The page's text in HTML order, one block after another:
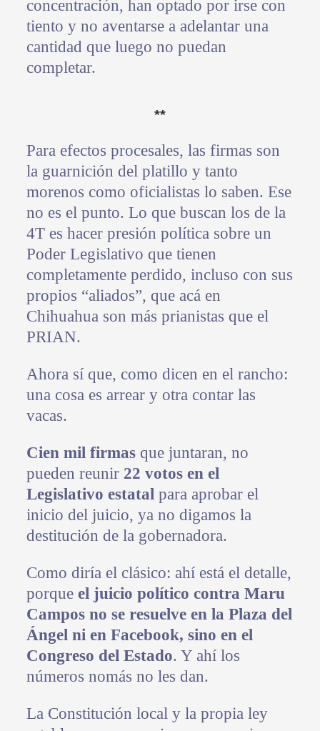
concentración, han optado por irse con
tiento y no aventarse a adelantar una
cantidad que luego no puedan
completar.
**
Para efectos procesales, las firmas son
la guarnición del platillo y tanto
morenos como oficialistas lo saben. Ese
no es el punto. Lo que buscan los de la
4T es hacer presión política sobre un
Poder Legislativo que tienen
completamente perdido, incluso con sus
propios “aliados”, que acá en
Chihuahua son más prianistas que el
PRIAN.
Ahora sí que, como dicen en el rancho:
una cosa es arrear y otra contar las
vacas.
Cien mil firmasque juntaran, no
pueden reunir 22 votos en el
Legislativo estatalpara aprobar el
inicio del juicio, ya no digamos la
destitución de la gobernadora.
Como diría el clásico: ahí está el detalle,
porque el juicio político contra Maru
Campos no se resuelve en la Plaza del
Ángel ni en Facebook, sino en el
Congreso del Estado. Y ahí los
números nomás no les dan.
La Constitución local y la propia ley